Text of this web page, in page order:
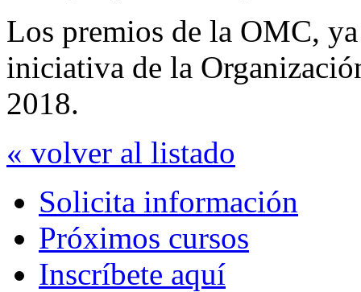
Los premios de la OMC,
iniciativa de la
2018.
« volver al listado
Solicita información
Próximos cursos
Inscríbete aquí